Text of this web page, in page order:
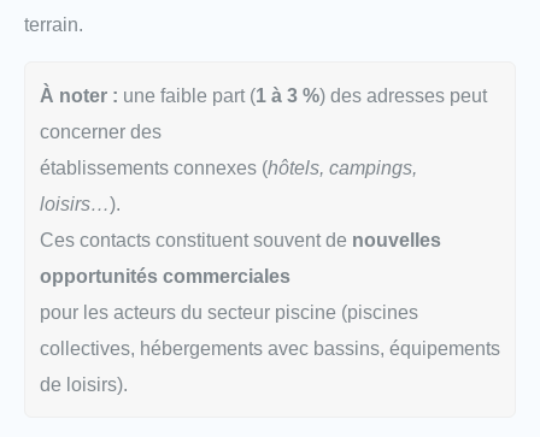
terrain.
À noter : une faible part (1 à 3 %) des adresses peut
concerner des
établissements connexes (hôtels, campings,
loisirs…).
Ces contacts constituent souvent de nouvelles
opportunités commerciales
pour les acteurs du secteur piscine (piscines
collectives, hébergements avec bassins, équipements
de loisirs).